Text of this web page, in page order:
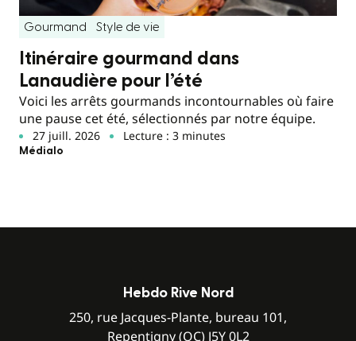
Gourmand Style de vie
Itinéraire gourmand dans
Lanaudière pour l’été
Voici les arrêts gourmands incontournables où faire
une pause cet été, sélectionnés par notre équipe.
27 juill. 2026 Lecture : 3 minutes
Médialo
Hebdo Rive Nord
250, rue Jacques-Plante, bureau 101,
Repentigny (QC) J5Y 0L2